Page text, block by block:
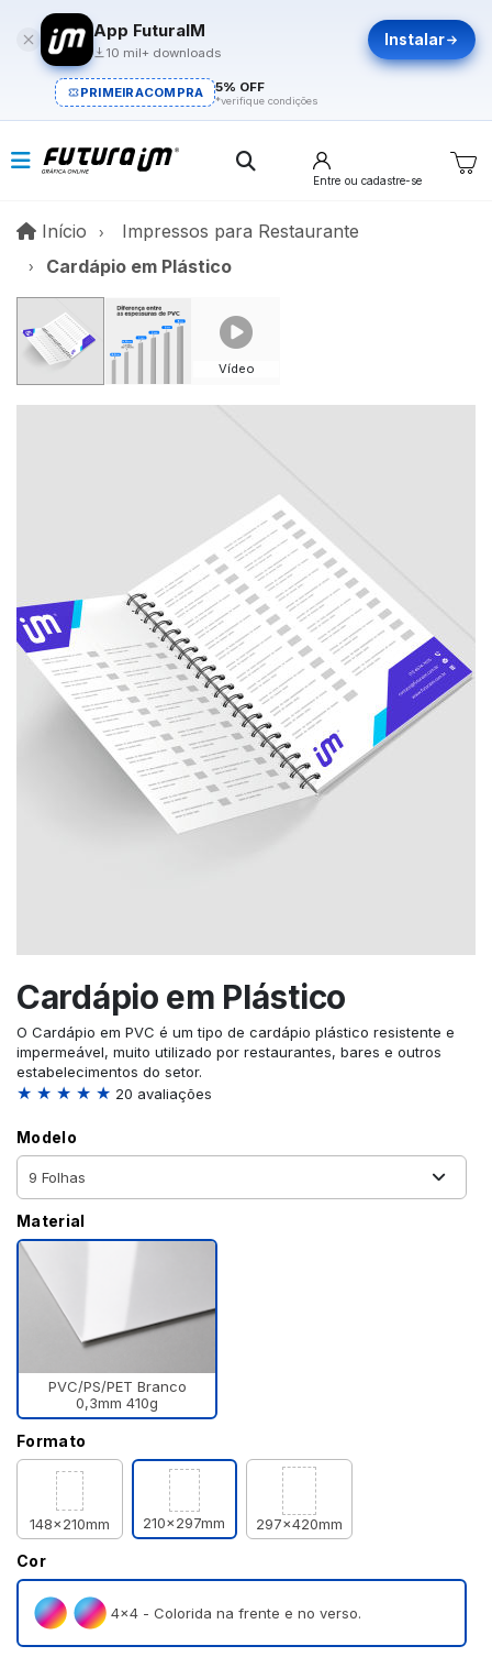
App FuturaIM
10 mil+ downloads
Instalar
PRIMEIRACOMPRA 5% OFF
*verifique condições
Entre ou cadastre-se
Início InícioImpressos para Restaurante
Cardápio em Plástico
Vídeo
Cardápio em Plástico
O Cardápio em PVC é um tipo de cardápio plástico resistente e
impermeável, muito utilizado por restaurantes, bares e outros
estabelecimentos do setor.
★ ★ ★ ★ ★ 20 avaliações
Modelo
Material
PVC/PS/PET Branco
0,3mm 410g
Formato
148x210mm 210x297mm 297x420mm
Cor
4×4 - Colorida na frente e no verso.